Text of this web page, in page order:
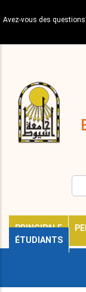
au
principal
Avez-vous des
PRINCIPALE
ÉTUDIANTS
décisions
Expatriés
Journal